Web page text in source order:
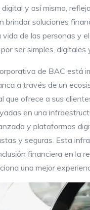
y así mismo,
brindar soluciones
de las personas y
ser simples, digitales
de BAC está
a través de un
que ofrece a sus
en una
y plataformas
y seguras. Esta
financiera en la
una mejor